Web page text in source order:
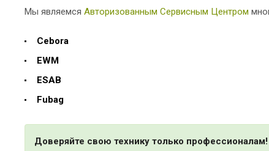
Мы являемся Авторизованным Сервисным Центром
Cebora
EWM
ESAB
Fubag
Доверяйте свою технику только профессионалам!